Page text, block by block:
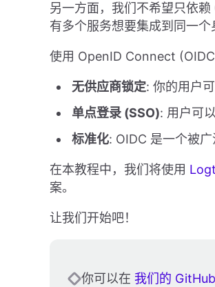
另一方面，我们不希望只依
有多个服务想要集成到同一个
使用 OpenID Connect
无供应商锁定: 你的用户
单点登录 (SSO): 用户可
标准化: OIDC 是一个被
在本教程中，我们将使用
案。
让我们开始吧！
你可以在 我们的